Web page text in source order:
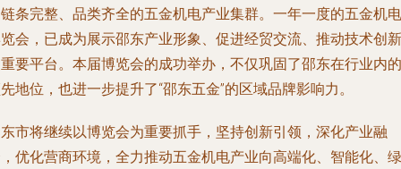
条完整、品类齐全的五金机电产业集群。一年一度的五金机电
会，已成为展示邵东产业形象、促进经贸交流、推动技术创新
要平台。本届博览会的成功举办，不仅巩固了邵东在行业内的
地位，也进一步提升了“邵东五金”的区域品牌影响力。
市将继续以博览会为重要抓手，坚持创新引领，深化产业融
优化营商环境，全力推动五金机电产业向高端化、智能化、绿